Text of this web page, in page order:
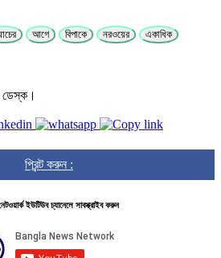
আগে বিপাকে নরওয়ের
একাধিক
ডেস্ক।
প্রিন্ট করুন :
ইউটিউব চ্যানেলে সাবস্ক্রাইব করুন